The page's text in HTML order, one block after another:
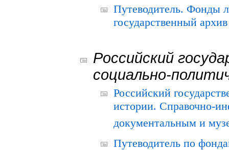
Путеводитель. Фонды
государственный
Российский
социально-
Российский
истории. Справочно-
документальным и
Путеводитель по